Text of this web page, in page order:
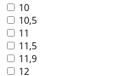
10
10,5
11
11,5
11,9
12